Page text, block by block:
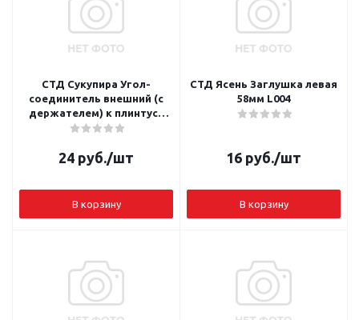
СТД Сукупира Угол-
соединитель внешний (с
держателем) к плинтусу
58мм L041
24 руб./шт
В корзину
СТД Ясень Заглушка левая
58мм L004
16 руб./шт
В корзину